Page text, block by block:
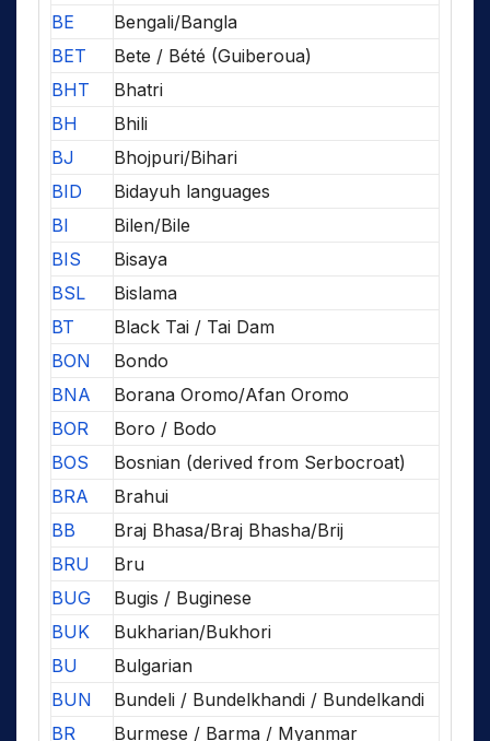
BE
Bengali/Bangla
BET
Bete / Bété (Guiberoua)
BHT
Bhatri
BH
Bhili
BJ
Bhojpuri/Bihari
BID
Bidayuh languages
BI
Bilen/Bile
BIS
Bisaya
BSL
Bislama
BT
Black Tai / Tai Dam
BON
Bondo
BNA
Borana Oromo/Afan Oromo
BOR
Boro / Bodo
BOS
Bosnian (derived from Serbocroat)
BRA
Brahui
BB
Braj Bhasa/Braj Bhasha/Brij
BRU
Bru
BUG
Bugis / Buginese
BUK
Bukharian/Bukhori
BU
Bulgarian
BUN
Bundeli / Bundelkhandi / Bundelkandi
BR
Burmese / Barma / Myanmar